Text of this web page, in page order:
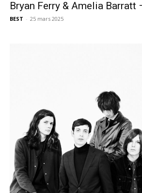
Bryan Ferry & Amelia Barratt
BEST - 25 mars 2025